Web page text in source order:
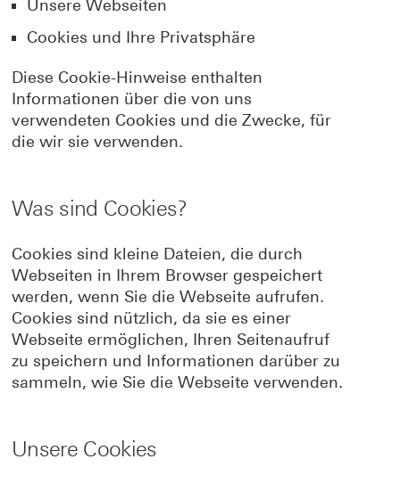
Unsere Webseiten
Cookies und Ihre Privatsphäre
Diese Cookie-Hinweise enthalten
Informationen über die von uns
verwendeten Cookies und die Zwecke, für
die wir sie verwenden.
Was sind Cookies?
Cookies sind kleine Dateien, die durch
Webseiten in Ihrem Browser gespeichert
werden, wenn Sie die Webseite aufrufen.
Cookies sind nützlich, da sie es einer
Webseite ermöglichen, Ihren Seitenaufruf
zu speichern und Informationen darüber zu
sammeln, wie Sie die Webseite verwenden.
Unsere Cookies